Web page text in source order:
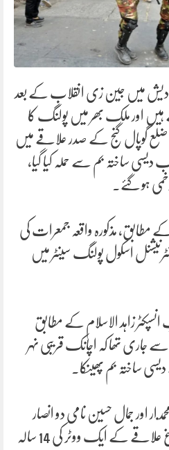
دیش میں جین زی انقلاب کے بعد
ہیں اور ملک بھر میں پولنگ کا
گوپال گنج کے صدر علاقے میں
ساختہ بم سے حملہ کیا گیا،
ہو گئے۔
کے مطابق، مذکورہ واقعہ جمعرات کی
اسکول پولنگ سینٹر میں
زاہد الاسلام کے مطابق
جاری تھا کہ اچانک قریبی نہر
ساختہ بم پھینکا۔
اور جمال حسین نامی دو انصار
اہلکار زخمی ہوئے جبکہ آرام باغ علاقے کے ایک ووٹر کی 14 سالہ